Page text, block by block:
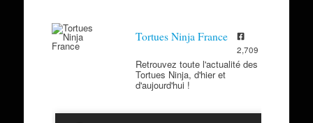
Tortues Ninja France
2,709
Retrouvez toute l'actualité des
Tortues Ninja, d'hier et
d'aujourd'hui !